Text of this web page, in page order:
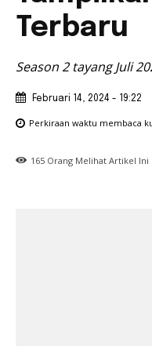
Terbaru
Season 2 tayang Juli
Februari 14, 2024 - 19:22
Perkiraan waktu membaca
165 Orang Melihat Artikel Ini